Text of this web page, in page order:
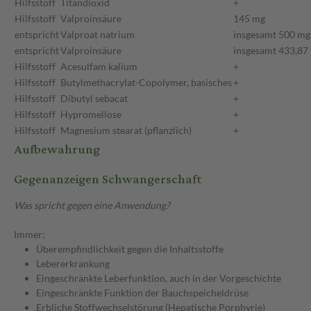
Hilfsstoff Titandioxid
+
Hilfsstoff Valproinsäure
145 mg
entsprichtValproat natrium
insgesamt 500 mg
entsprichtValproinsäure
insgesamt 433,87
Hilfsstoff Acesulfam kalium
+
Hilfsstoff Butylmethacrylat-Copolymer, basisches +
Hilfsstoff Dibutyl sebacat
+
Hilfsstoff Hypromellose
+
Hilfsstoff Magnesium stearat (pflanzlich) +
Aufbewahrung
Gegenanzeigen Schwangerschaft
Was spricht gegen eine Anwendung?
Immer:
Überempfindlichkeit gegen die Inhaltsstoffe
Lebererkrankung
Eingeschränkte Leberfunktion, auch in der Vorgeschichte
Eingeschränkte Funktion der Bauchspeicheldrüse
Erbliche Stoffwechselstörung (Hepatische Porphyrie)